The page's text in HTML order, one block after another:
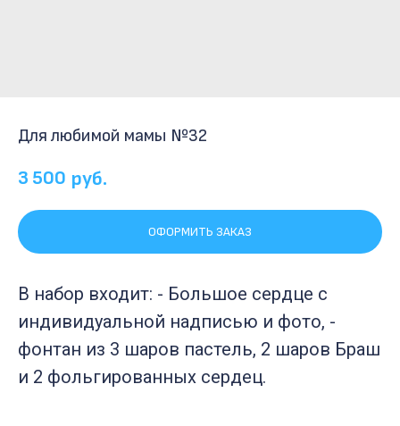
Для любимой мамы №32
3 500 руб.
ОФОРМИТЬ ЗАКАЗ
В набор входит: - Большое сердце с
индивидуальной надписью и фото, -
фонтан из 3 шаров пастель, 2 шаров Браш
и 2 фольгированных сердец.